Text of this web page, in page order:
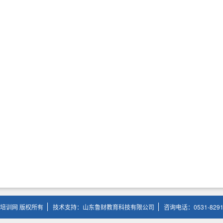
训网 版权所有 技术支持：山东鲁财教育科技有限公司 咨询电话：0531-